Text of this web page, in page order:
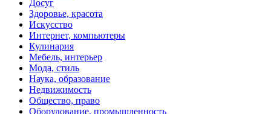
Досуг
Здоровье, красота
Искусство
Интернет, компьютеры
Кулинария
Мебель, интерьер
Мода, стиль
Наука, образование
Недвижимость
Общество, право
Оборудование, промышленность